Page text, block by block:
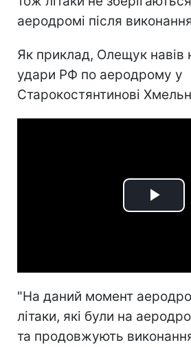
аеродромі після
Як приклад, Олещук навів
удари РФ по аеродрому у
Старокостянтинові
Play
"На даний момент
літаки, які були на
та продовжують